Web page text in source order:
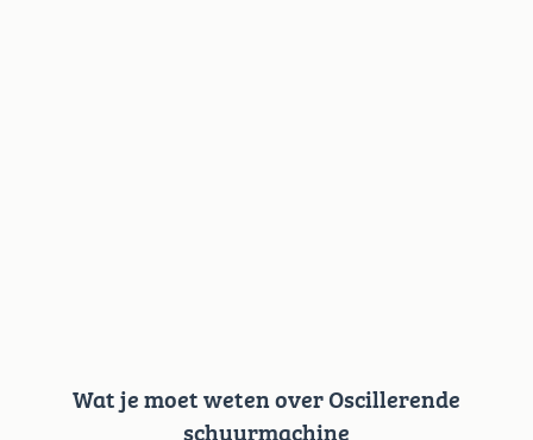
Wat je moet weten over Oscillerende
schuurmachine